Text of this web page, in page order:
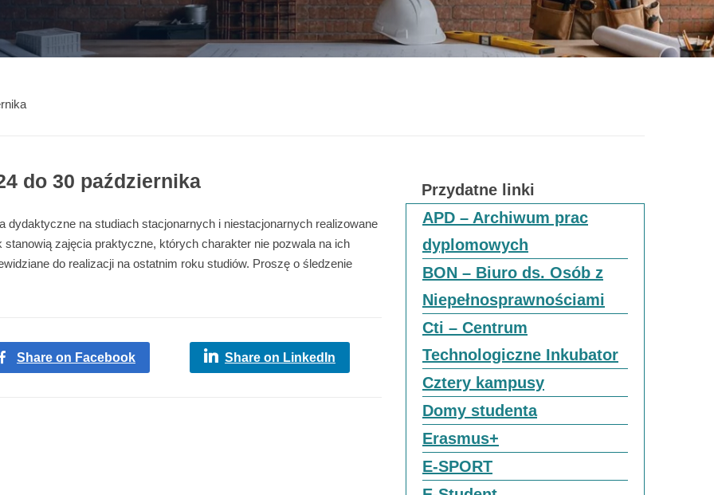
do 30 października
dydaktyczne na studiach stacjonarnych i niestacjonarnych realizowane
stanowią zajęcia praktyczne, których charakter nie pozwala na ich
do realizacji na ostatnim roku studiów. Proszę o śledzenie
Share on Facebook Share on LinkedIn
Przydatne linki
APD – Archiwum prac
dyplomowych
BON – Biuro ds. Osób z
Niepełnosprawnościami
Cti – Centrum
Technologiczne Inkubator
Cztery kampusy
Domy studenta
Erasmus+
E-SPORT